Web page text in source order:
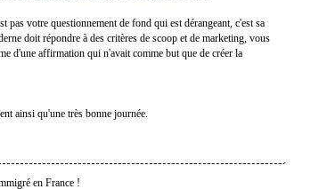
pas votre questionnement de fond qui est dérangeant, c'est sa
doit répondre à des critères de scoop et de marketing, vous
d'une affirmation qui n'avait comme but que de créer la
ainsi qu'une très bonne journée.
en France !